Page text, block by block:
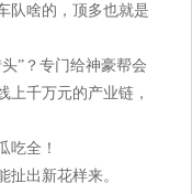
队啥的，顶多也就是
”？专门给神豪帮会
上千万元的产业链，
吃全！
扯出新花样来。